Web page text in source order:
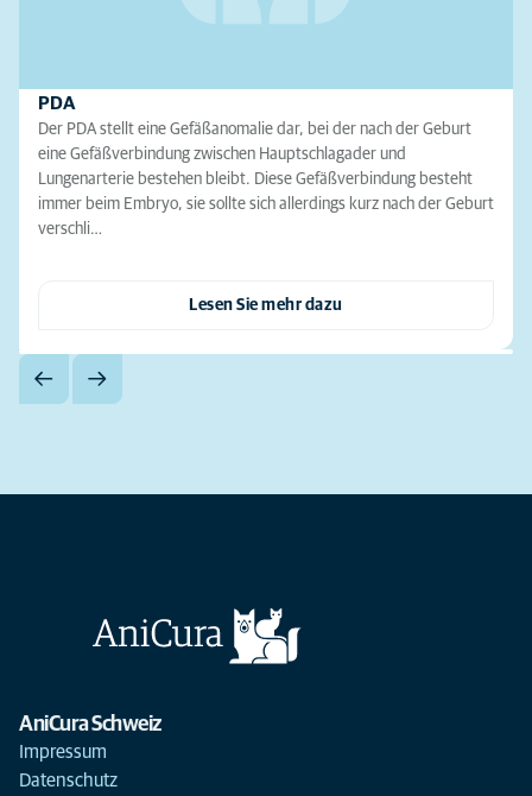
PDA
Der PDA stellt eine Gefäßanomalie dar, bei der nach der Geburt
eine Gefäßverbindung zwischen Hauptschlagader und
Lungenarterie bestehen bleibt. Diese Gefäßverbindung besteht
immer beim Embryo, sie sollte sich allerdings kurz nach der Geburt
verschli…
Lesen Sie mehr dazu
AniCura Schweiz
Impressum
Datenschutz